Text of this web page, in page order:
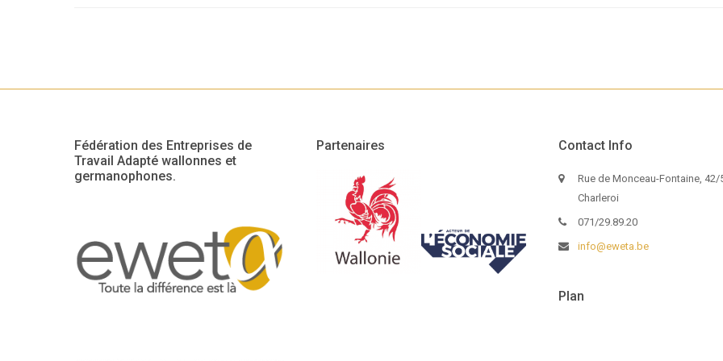
Fédération des Entreprises de
Travail Adapté wallonnes et
germanophones.
Partenaires Contact Info
Rue de Monceau-Fontaine, 42/
Charleroi
071/29.89.20
info@eweta.be
Plan